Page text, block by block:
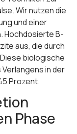
Wir nutzen die
und einer
Hochdosierte B-
aus, die durch
biologische
in der
Prozent.
Phase